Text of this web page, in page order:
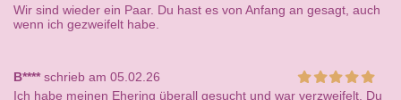
Wir sind wieder ein Paar. Du hast es von Anfang an gesagt, auch
wenn ich gezweifelt habe.
B****schrieb am 05.02.26
Ich habe meinen Ehering überall gesucht und war verzweifelt. Du